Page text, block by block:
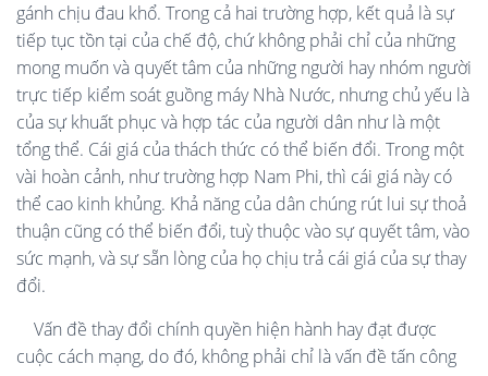
gánh chịu đau khổ. Trong cả hai trường hợp, kết quả là sự
tiếp tục tồn tại của chế độ, chứ không phải chỉ của những
mong muốn và quyết tâm của những người hay nhóm người
trực tiếp kiểm soát guồng máy Nhà Nước, nhưng chủ yếu là
của sự khuất phục và hợp tác của người dân như là một
tổng thể. Cái giá của thách thức có thể biến đổi. Trong một
vài hoàn cảnh, như trường hợp Nam Phi, thì cái giá này có
thể cao kinh khủng. Khả năng của dân chúng rút lui sự thoả
thuận cũng có thể biến đổi, tuỳ thuộc vào sự quyết tâm, vào
sức mạnh, và sự sẵn lòng của họ chịu trả cái giá của sự thay
đổi.
Vấn đề thay đổi chính quyền hiện hành hay đạt được
cuộc cách mạng, do đó, không phải chỉ là vấn đề tấn công